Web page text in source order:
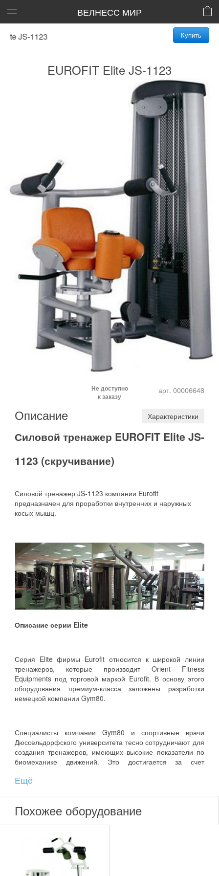
ВЕЛНЕСС МИР
JS-1123 Купить
EUROFIT Elite JS-1123
арт. 00006648
Не доступно
к заказу
Описание Характеристики
Силовой тренажер EUROFIT Elite JS-
1123 (скручивание)
Силовой тренажер JS-1123 компании Eurofit
предназначен для проработки внутренних и наружных
косых мышц.
Описание серии Elite
Серия Elite фирмы Eurofit относится к широкой линии
тренажеров, которые производит Orient Fitness
Equipments под торговой маркой Eurofit. В основу этого
оборудования премиум-класса заложены разработки
немецкой компании Gym80.
Специалисты компании Gym80 и спортивные врачи
Дюссельдорфского университета тесно сотрудничают для
создания тренажеров, имеющих высокие показатели по
биомеханике движений. Это достигается за счет
фитнеса и культуризма. На основе разработок создаются
многоэтапное тестирование.
В силовых тренажерах линейки Elite система с
безупречной геометрией эксцентриков, сверхнадежные
кевларовые ремни и жесткая фиксация направляющих
Ещё
Похожее оборудование